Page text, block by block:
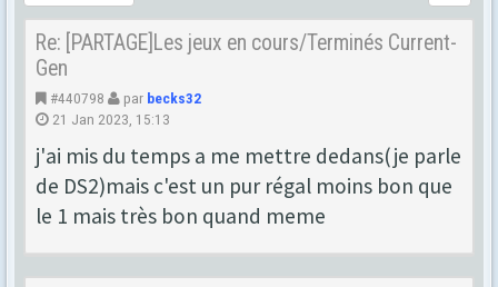
Re: [PARTAGE]Les jeux en cours/Terminés Current-
Gen
#440798 par becks32
21 Jan 2023, 15:13
j'ai mis du temps a me mettre dedans(je parle
de DS2)mais c'est un pur régal moins bon que
le 1 mais très bon quand meme